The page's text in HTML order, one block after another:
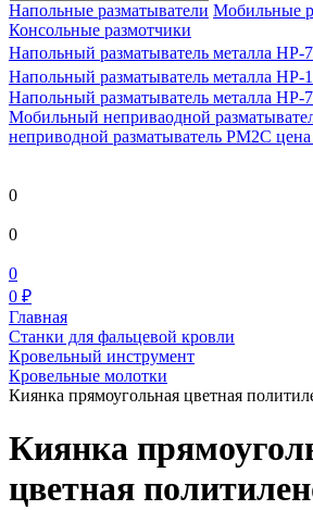
Напольные разматыватели Мобильные
Консольные размотчики
Напольный разматыватель металла HP-
Напольный разматыватель металла HP-
Напольный разматыватель металла HP-
Мобильный непривaодной
неприводной разматыватель РМ2С
0
0
0
0 ₽
Главная
Станки для фальцевой кровли
Кровельный инструмент
Кровельные молотки
Киянка прямоугольная цветная
Киянка
цветная